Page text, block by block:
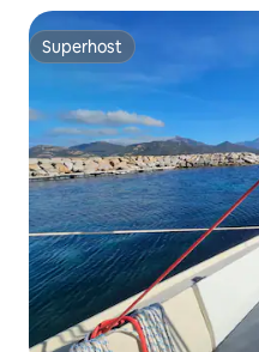
Superhost
Superhost